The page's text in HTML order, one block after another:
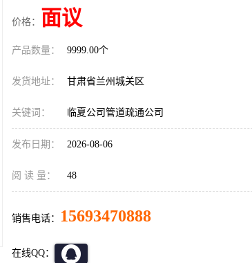
价格： 面议
产品数量： 9999.00个
发货地址： 甘肃省兰州城关区
关键词： 临夏公司管道疏通公司
发布日期： 2026-08-06
阅 读 量： 48
销售电话： 15693470888
在线QQ：